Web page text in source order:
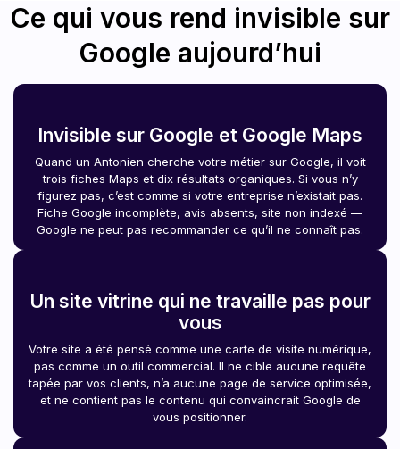
Ce qui vous rend invisible sur
Google aujourd’hui
Invisible sur Google et Google Maps
Quand un Antonien cherche votre métier sur Google, il voit
trois fiches Maps et dix résultats organiques. Si vous n’y
figurez pas, c’est comme si votre entreprise n’existait pas.
Fiche Google incomplète, avis absents, site non indexé —
Google ne peut pas recommander ce qu’il ne connaît pas.
Un site vitrine qui ne travaille pas pour
vous
Votre site a été pensé comme une carte de visite numérique,
pas comme un outil commercial. Il ne cible aucune requête
tapée par vos clients, n’a aucune page de service optimisée,
et ne contient pas le contenu qui convaincrait Google de
vous positionner.